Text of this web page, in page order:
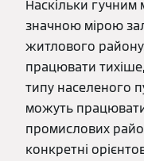
Наскільки
значною мірою
житлового району.
працювати
типу населеного
можуть
промислових
конкретні